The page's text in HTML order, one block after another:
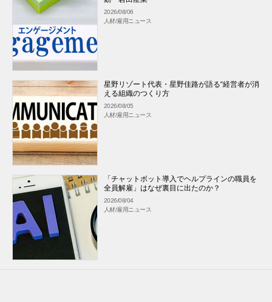
2026/08/06
人材/雇用ニュース
星野リゾート代表・星野佳路が語る“経営者が消
える組織のつくり方
2026/08/05
人材/雇用ニュース
「チャットボット導入でヘルプラインの職員を
全員解雇」はなぜ裏目に出たのか？
2026/08/04
人材/雇用ニュース